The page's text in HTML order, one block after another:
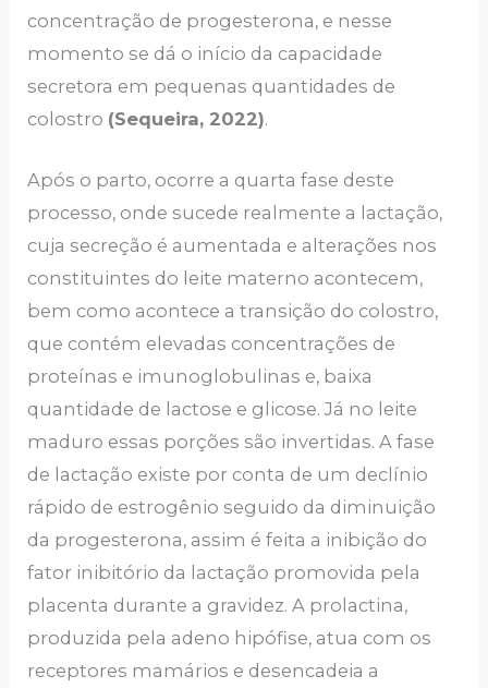
concentração de progesterona, e nesse
momento se dá o início da capacidade
secretora em pequenas quantidades de
colostro (Sequeira, 2022).
Após o parto, ocorre a quarta fase deste
processo, onde sucede realmente a lactação,
cuja secreção é aumentada e alterações nos
constituintes do leite materno acontecem,
bem como acontece a transição do colostro,
que contém elevadas concentrações de
proteínas e imunoglobulinas e, baixa
quantidade de lactose e glicose. Já no leite
maduro essas porções são invertidas. A fase
de lactação existe por conta de um declínio
rápido de estrogênio seguido da diminuição
da progesterona, assim é feita a inibição do
fator inibitório da lactação promovida pela
placenta durante a gravidez. A prolactina,
produzida pela adeno hipófise, atua com os
receptores mamários e desencadeia a